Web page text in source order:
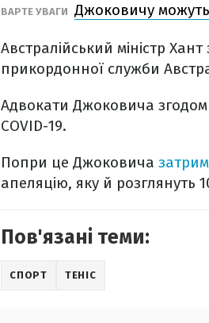
ВАРТЕ УВАГИ Джоковичу можуть
Австралійський міністр
прикордонної служби
Адвокати Джоковича згодом
COVID-19.
Попри це Джоковича
апеляцію, яку й розглянуть
Пов'язані теми:
СПОРТ ТЕНІС